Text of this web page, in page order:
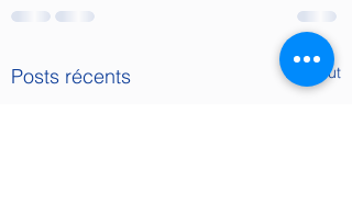
Posts récents Voir tout